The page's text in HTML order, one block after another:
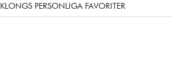
KLONGS PERSONLIGA FAVORITER